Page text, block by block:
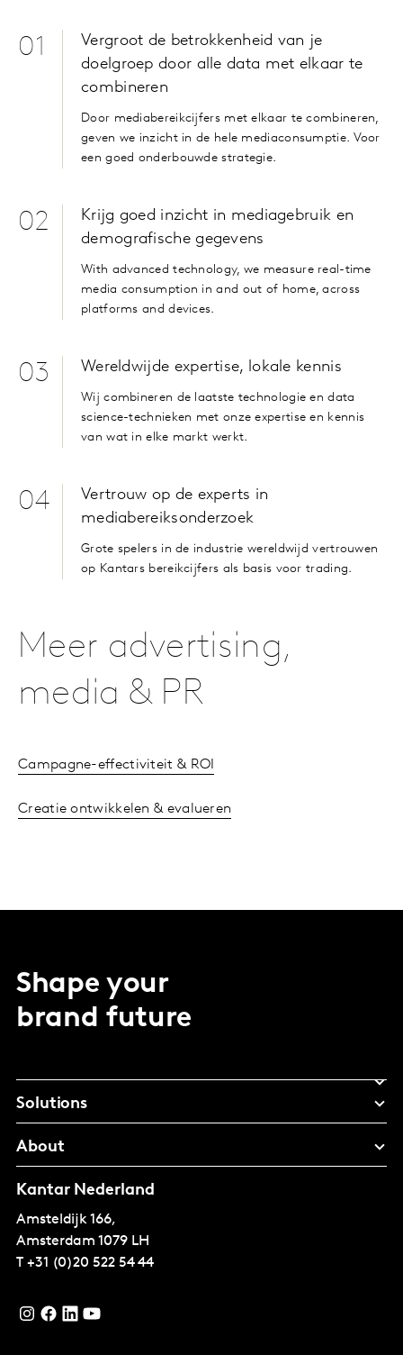
01
Vergroot de betrokkenheid van je
doelgroep door alle data met elkaar te
combineren
Door mediabereikcijfers met elkaar te combineren,
geven we inzicht in de hele mediaconsumptie. Voor
een goed onderbouwde strategie.
02
Krijg goed inzicht in mediagebruik en
demografische gegevens
With advanced technology, we measure real-time
media consumption in and out of home, across
platforms and devices.
03 Wereldwijde expertise, lokale kennis
Wij combineren de laatste technologie en data
science-technieken met onze expertise en kennis
van wat in elke markt werkt.
04
Vertrouw op de experts in
mediabereiksonderzoek
Grote spelers in de industrie wereldwijd vertrouwen
op Kantars bereikcijfers als basis voor trading.
Meer advertising,
media & PR
Campagne-effectiviteit & ROI
Creatie ontwikkelen & evalueren
Shape your
brand future
Solutions
About
Kantar Nederland
Amsteldijk 166,
Amsterdam 1079 LH
T +31 (0)20 522 54 44